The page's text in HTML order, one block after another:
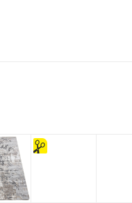
на
отрез